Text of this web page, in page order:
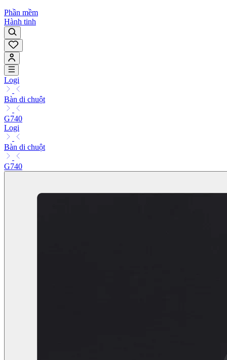
Phần mềm
Hành tinh
Logi
Bàn di chuột
G740
Logi
Bàn di chuột
G740